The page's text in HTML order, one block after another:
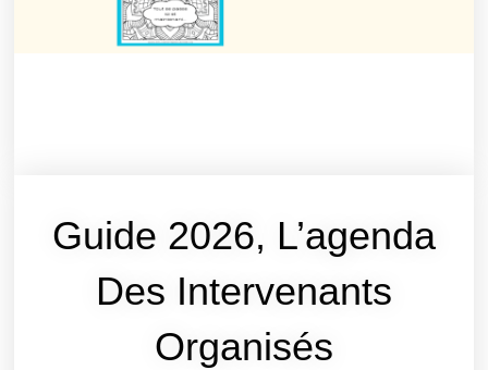
Guide 2026, L’agenda
Des Intervenants
Organisés